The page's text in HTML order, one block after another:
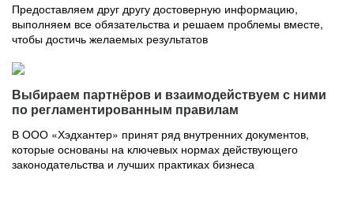
Предоставляем друг другу достоверную информацию,
выполняем все обязательства и решаем проблемы вместе,
чтобы достичь желаемых результатов
Выбираем партнёров и взаимодействуем с ними
по регламентированным правилам
В ООО «Хэдхантер» принят ряд внутренних документов,
которые основаны на ключевых нормах действующего
законодательства и лучших практиках бизнеса